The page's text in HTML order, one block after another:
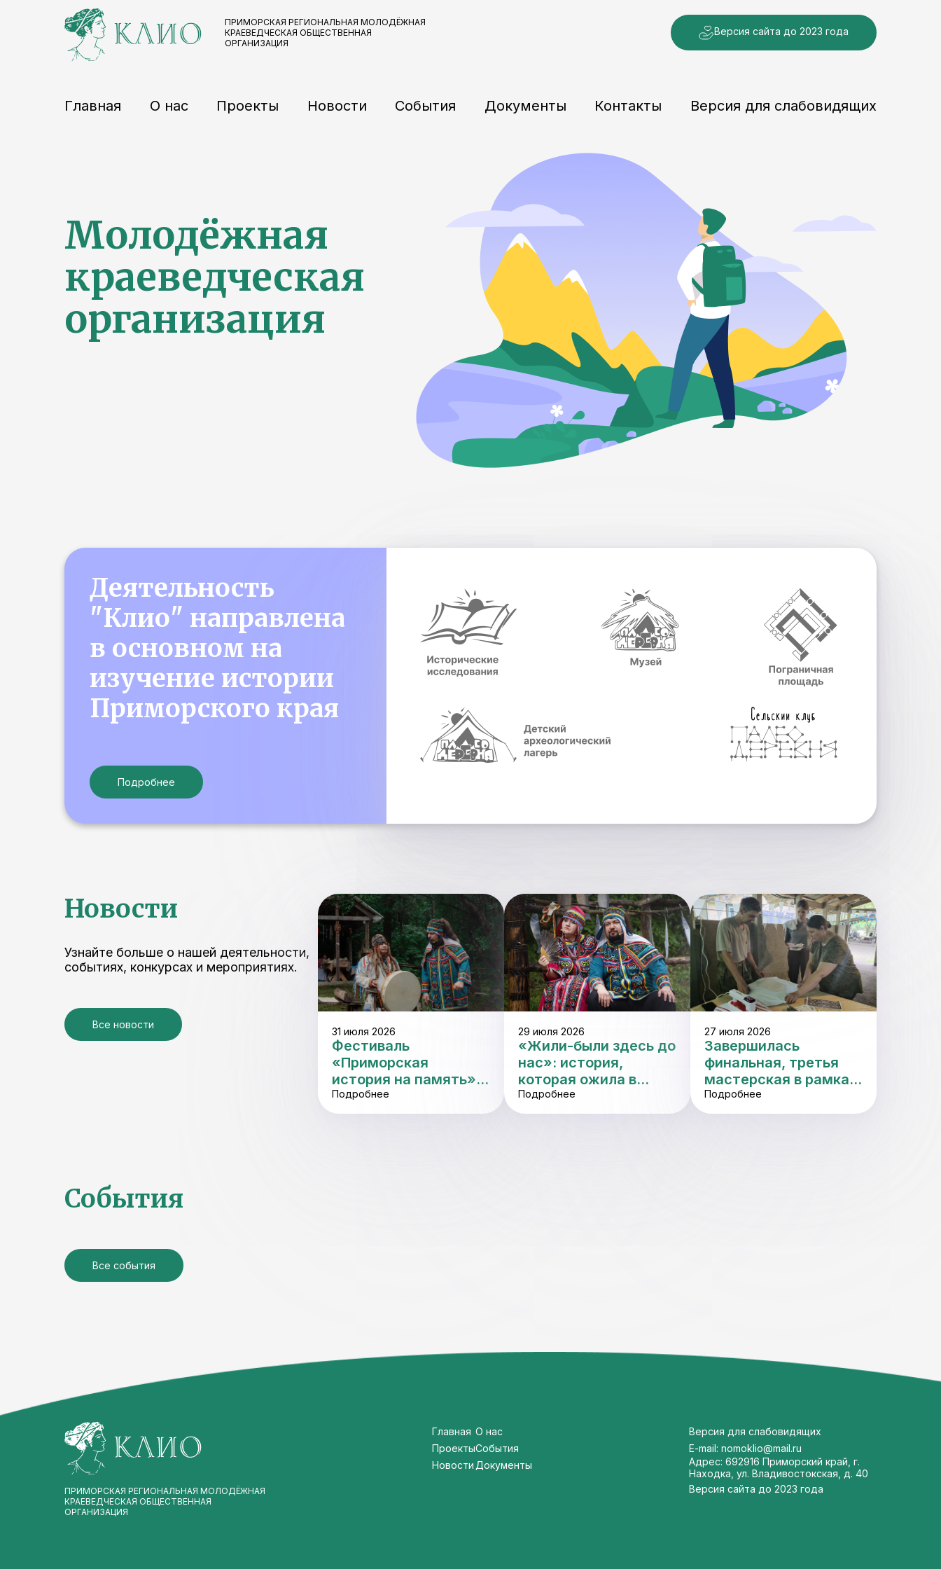
ПРИМОРСКАЯ РЕГИОНАЛЬНАЯ МОЛОДЁЖНАЯ
КРАЕВЕДЧЕСКАЯ ОБЩЕСТВЕННАЯ
ОРГАНИЗАЦИЯ
Версия сайта до 2023 года
Главная О нас Проекты Новости События Документы Контакты Версия для слабовидящих
Молодёжная
краеведческая
организация
Деятельность
"Клио" направлена
в основном на
изучение истории
Приморского края
Подробнее
Новости
Узнайте больше о нашей деятельности,
событиях, конкурсах и мероприятиях.
Все новости
31 июля 2026
Фестиваль
«Приморская
история на память»:
традиции оживают в
«Палеодеревне»!
Подробнее
29 июля 2026
«Жили-были здесь до
нас»: история,
которая ожила в
«Палеодеревне»!
Подробнее
27 июля 2026
Завершилась
финальная, третья
мастерская в рамках
проекта «Приморская
история на память»
Подробнее
События
Все события
ПРИМОРСКАЯ РЕГИОНАЛЬНАЯ МОЛОДЁЖНАЯ
КРАЕВЕДЧЕСКАЯ ОБЩЕСТВЕННАЯ
ОРГАНИЗАЦИЯ
Главная
Проекты
Новости
О нас
События
Документы
Версия для слабовидящих
E-mail: nomoklio@mail.ru
Адрес: 692916 Приморский край, г.
Находка, ул. Владивостокская, д. 40
Версия сайта до 2023 года